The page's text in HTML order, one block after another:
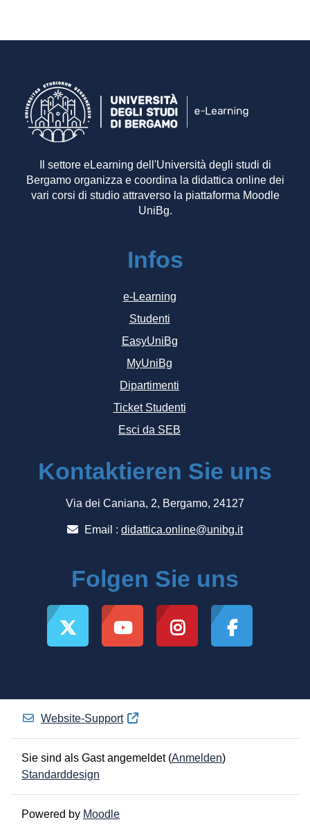
Il settore eLearning dell'Università degli studi di
Bergamo organizza e coordina la didattica online dei
vari corsi di studio attraverso la piattaforma Moodle
UniBg.
Infos
e-Learning
Studenti
EasyUniBg
MyUniBg
Dipartimenti
Ticket Studenti
Esci da SEB
Kontaktieren Sie uns
Via dei Caniana, 2, Bergamo, 24127
Email : didattica.online@unibg.it
Folgen Sie uns
Website-Support
Sie sind als Gast angemeldet (Anmelden)
Standarddesign
Powered by Moodle